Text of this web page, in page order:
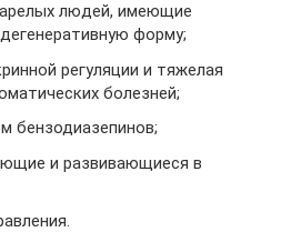
людей, имеющие
форму;
регуляции и тяжелая
болезней;
бензодиазепинов;
и развивающиеся в